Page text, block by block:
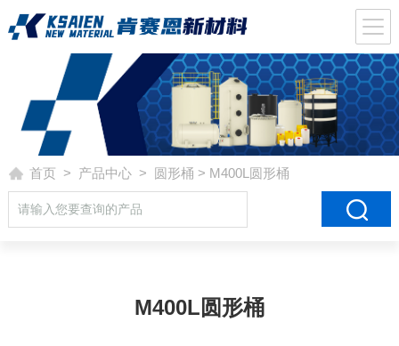
首页 > 产品中心> 圆形桶 > M400L圆形桶
M400L圆形桶